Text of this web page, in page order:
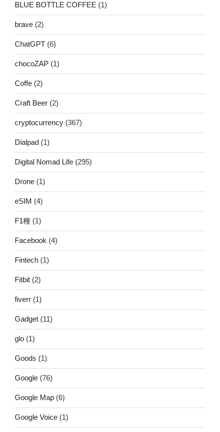
BLUE BOTTLE COFFEE (1)
brave (2)
ChatGPT (6)
chocoZAP (1)
Coffe (2)
Craft Beer (2)
cryptocurrency (367)
Dialpad (1)
Digital Nomad Life (295)
Drone (1)
eSIM (4)
F1種 (1)
Facebook (4)
Fintech (1)
Fitbit (2)
fiverr (1)
Gadget (11)
glo (1)
Goods (1)
Google (76)
Google Map (6)
Google Voice (1)